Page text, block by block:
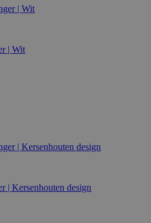
| Wit
| Kersenhouten design